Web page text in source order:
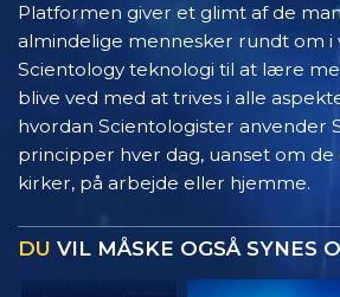
Platformen giver et glimt af de
almindelige mennesker rundt om
Scientology teknologi til at lære
blive ved med at trives i alle
hvordan Scientologister anvender
principper hver dag, uanset om de
kirker, på arbejde eller hjemme.
DU VIL MÅSKE OGSÅ SYNES